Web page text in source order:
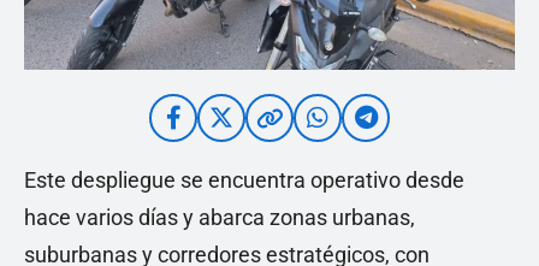
Este despliegue se encuentra operativo desde
hace varios días y abarca zonas urbanas,
suburbanas y corredores estratégicos, con